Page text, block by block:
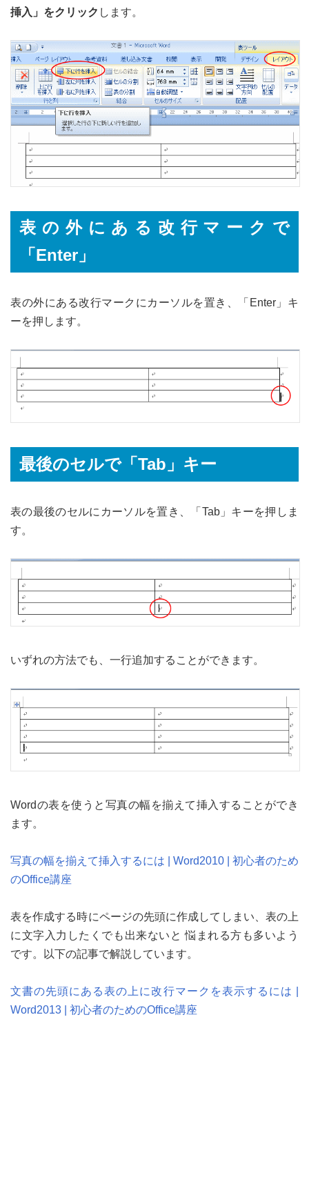
挿入」をクリック します。
表の外にある改行マークで
「Enter」
表の外にある改行マークにカーソルを置き、「Enter」キ
ーを押します。
最後のセルで「Tab」キー
表の最後のセルにカーソルを置き、「Tab」キーを押しま
す。
いずれの方法でも、一行追加することができます。
Wordの表を使うと写真の幅を揃えて挿入することができ
ます。
写真の幅を揃えて挿入するには | Word2010 | 初心者のため
のOffice講座
表を作成する時にページの先頭に作成してしまい、表の上
に文字入力したくでも出来ないと 悩まれる方も多いよう
です。以下の記事で解説しています。
文書の先頭にある表の上に改行マークを表示するには |
Word2013 | 初心者のためのOffice講座